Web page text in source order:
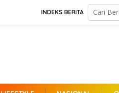
INDEKS BERITA